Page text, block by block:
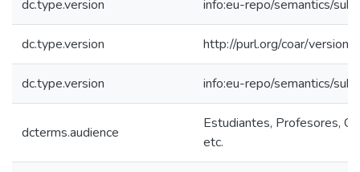
dc.type.version info:eu-repo/semantics/
dc.type.version http://purl.org/coar/
dc.type.version info:eu-repo/semantics/
dcterms.audience
Estudiantes, Profesores,
etc.